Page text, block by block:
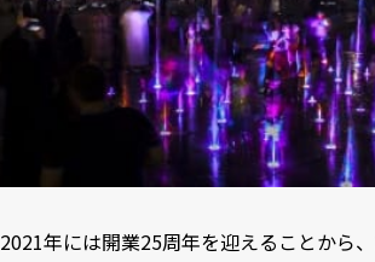
2021年には開業25周年を迎えることから